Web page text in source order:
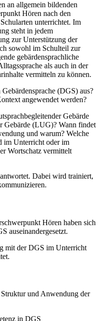
an allgemein bildenden
Hören nach den
unterrichtet. Im
steht in jedem
zur Unterstützung der
sowohl im Schulteil zur
gebärdensprachliche
als auch in der
vermitteln zu können.
(DGS) aus?
angewendet werden?
Gebärde
Gebärde (LUG)? Wann findet
und warum? Welche
im Unterricht oder im
Wortschatz vermittelt
Dabei wird trainiert,
Hören haben sich
auseinandergesetzt.
mit der DGS im Unterricht
und Anwendung der
in DGS